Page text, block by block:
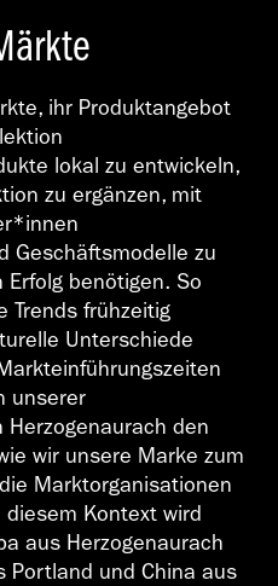
ihr Produktangebot
lokal zu entwickeln,
zu ergänzen, mit
Geschäftsmodelle zu
benötigen. So
Trends frühzeitig
Unterschiede
unserer
den
wir unsere Marke zum
Marktorganisationen
diesem Kontext wird
aus Herzogenaurach
Portland und China aus